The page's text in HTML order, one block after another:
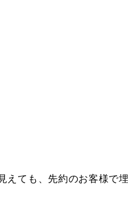
えても、先約のお客様で埋